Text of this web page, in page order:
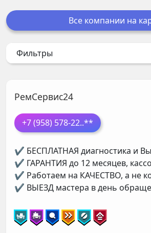
Все компании на
Фильтры
РемСервис24
+7 (958) 578-22..**
✔ БЕСПЛАТНАЯ диагностика и
✔ ГАРАНТИЯ до 12 месяцев,
✔ Работаем на КАЧЕСТВО, а не
✔ ВЫЕЗД мастера в день